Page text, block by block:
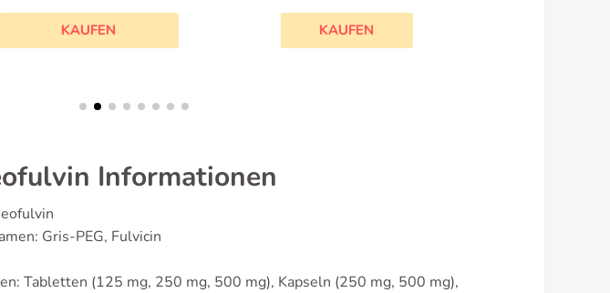
KAUFEN
Informationen
Gris-PEG, Fulvicin
Tabletten (125 mg, 250 mg, 500 mg), Kapseln (250 mg, 500 mg),